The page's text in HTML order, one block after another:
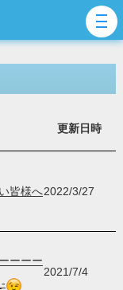
更新日時
皆様へ2022/3/27
ーーー
2021/7/4